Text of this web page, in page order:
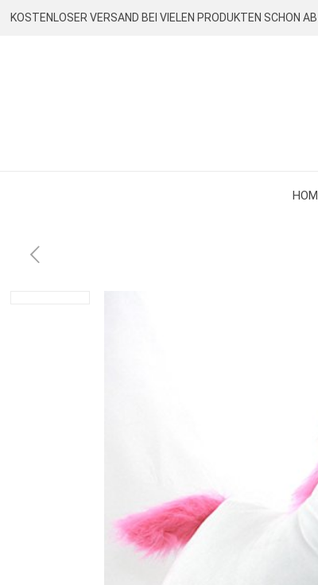
KOSTENLOSER VERSAND BEI VIELEN PRODUKTEN SCHON